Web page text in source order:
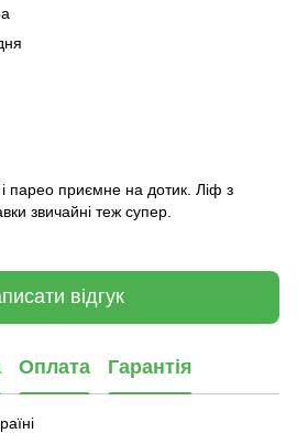
парео приємне на дотик. Ліф з
звичайні теж супер.
відгук
Оплата Гарантія